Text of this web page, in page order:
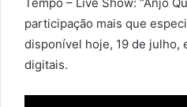
Tempo – Live Show: “Anjo
participação mais que
disponível hoje, 19 de julho,
digitais.